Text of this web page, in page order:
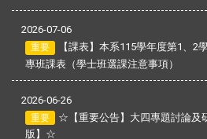
2026-07-06
重要
【課表】本系115學年度第1、2
專班課表（學士班選課注意事項）
2026-06-26
重要
☆【重要公告】大四專題討論及
版】☆